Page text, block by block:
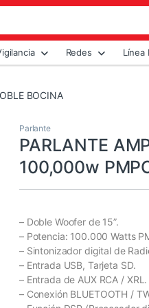
Redes Línea
BOCINA
Parlante
PARLANTE
100,000w
– Doble Woofer de 15”.
– Potencia: 100.000 Watts
– Sintonizador digital de
– Entrada USB, Tarjeta SD.
– Entrada de AUX RCA / XRL.
– Conexión BLUETOOTH /